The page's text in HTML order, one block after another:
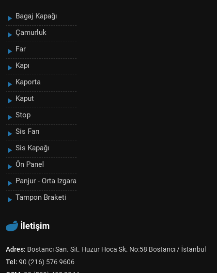
Bagaj Kapağı
Çamurluk
Far
Kapı
Kaporta
Kaput
Stop
Sis Farı
Sis Kapağı
Ön Panel
Panjur - Orta Izgara
Tampon Braketi
İletişim
Adres: Bostancı San. Sit. Huzur Hoca Sk. No:58 Bostancı / İstanbul
Tel: 90 (216) 576 9606